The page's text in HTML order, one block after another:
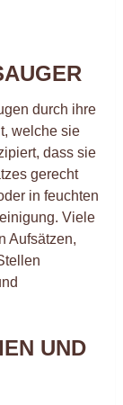
durch ihre
welche sie
dass sie
gerecht
in feuchten
Viele
Aufsätzen,
UND